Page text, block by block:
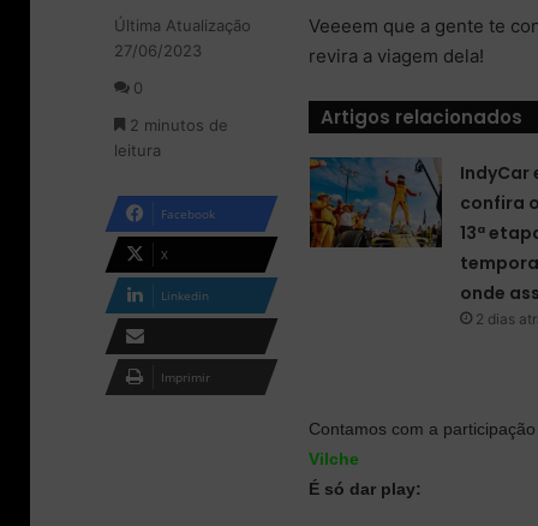
Veeeem que a gente te
revira a viagem dela!
Artigos relacionados
IndyCar
confira
13ª
onde
2 dias
Contamos com a
Vilche
É só dar play:
l
d
i
Última Atualização
27/06/2023
0
2 minutos de
leitura
Facebook
X
Linkedin
Compartilhar via e-
mail
Imprimir